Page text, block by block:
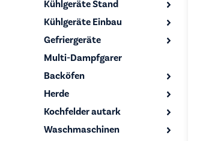
Kühlgeräte Stand
Kühlgeräte Einbau
Gefriergeräte
Multi-Dampfgarer
Backöfen
Herde
Kochfelder autark
Waschmaschinen